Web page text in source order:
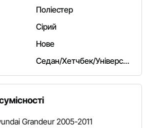
Поліестер
Сірий
Нове
Седан/Хетчбек/Універсал